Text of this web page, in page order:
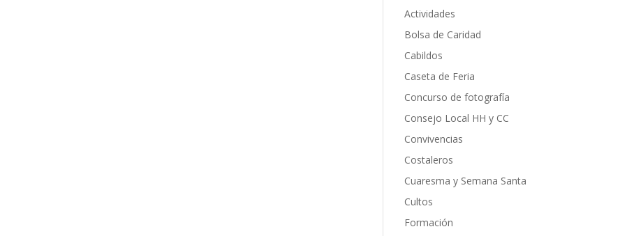
Actividades
Bolsa de Caridad
Cabildos
Caseta de Feria
Concurso de fotografía
Consejo Local HH y CC
Convivencias
Costaleros
Cuaresma y Semana Santa
Cultos
Formación